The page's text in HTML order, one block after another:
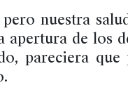
nuestra
apertura de los
pareciera